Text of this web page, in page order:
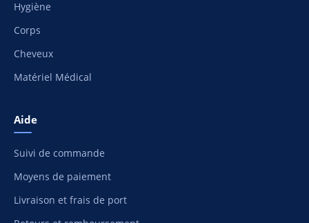
Hygiène
Corps
Cheveux
Matériel Médical
Aide
Suivi de commande
Moyens de paiement
Livraison et frais de port